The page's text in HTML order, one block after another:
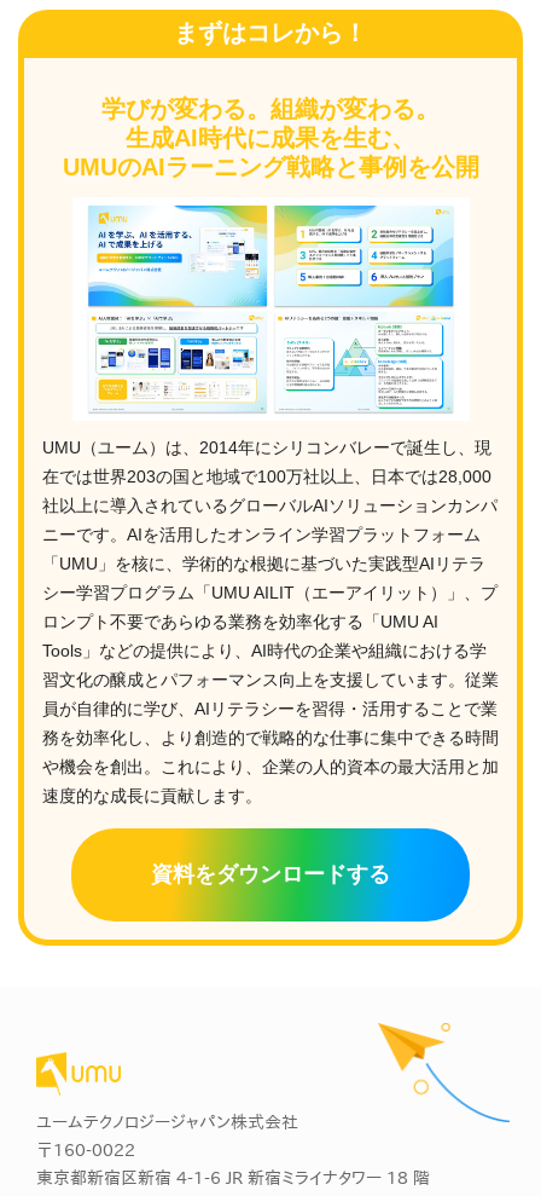
まずはコレから！
学びが変わる。組織が変わる。
生成AI時代に成果を生む、
UMUのAIラーニング戦略と事例を公開
UMU（ユーム）は、2014年にシリコンバレーで誕生し、現
在では世界203の国と地域で100万社以上、日本では28,000
社以上に導入されているグローバルAIソリューションカンパ
ニーです。AIを活用したオンライン学習プラットフォーム
「UMU」を核に、学術的な根拠に基づいた実践型AIリテラ
シー学習プログラム「UMU AILIT（エーアイリット）」、プ
ロンプト不要であらゆる業務を効率化する「UMU AI
Tools」などの提供により、AI時代の企業や組織における学
習文化の醸成とパフォーマンス向上を支援しています。従業
員が自律的に学び、AIリテラシーを習得・活用することで業
務を効率化し、より創造的で戦略的な仕事に集中できる時間
や機会を創出。これにより、企業の人的資本の最大活用と加
速度的な成長に貢献します。
資料をダウンロードする
ユームテクノロジージャパン株式会社
〒160-0022
東京都新宿区新宿 4-1-6 JR 新宿ミライナタワー 18 階